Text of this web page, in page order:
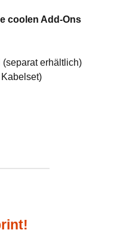
coolen Add-Ons
erhältlich)